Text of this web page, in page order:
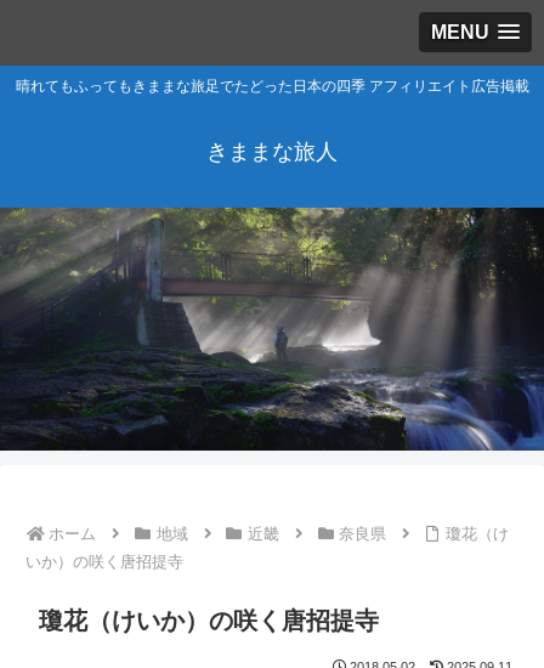
MENU
晴れてもふってもきままな旅足でたどった日本の四季 アフィリエイト広告掲載
きままな旅人
ホーム 地域 近畿 奈良県
瓊花（け
いか）の咲く唐招提寺
瓊花（けいか）の咲く唐招提寺